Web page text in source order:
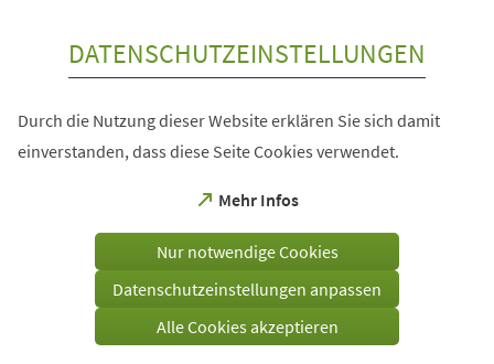
DATENSCHUTZEINSTELLUNGEN
Durch die Nutzung dieser Website erklären Sie sich damit
einverstanden, dass diese Seite Cookies verwendet.
Mehr Infos
(Öffnet
einem
Tab)
Nur notwendige Cookies
Datenschutzeinstellungen anpassen
Alle Cookies akzeptieren